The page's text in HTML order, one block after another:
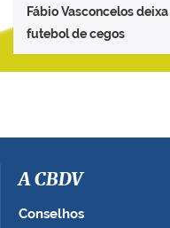
Fábio Vasconcelos
futebol de cegos
A CBDV
Conselhos